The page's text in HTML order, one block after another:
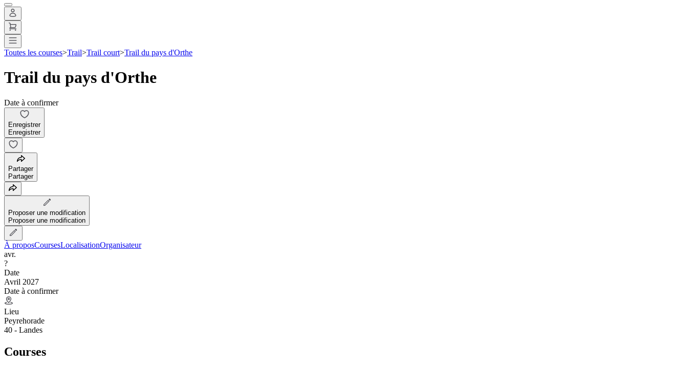
Toutes les courses>Trail>Trail court>Trail du pays d'Orthe
Trail du pays d'Orthe
Date à confirmer
Enregistrer
Enregistrer
Partager
Partager
Proposer une modification
Proposer une modification
À proposCoursesLocalisationOrganisateur
avr.
?
Date
Avril 2027
Date à confirmer
Lieu
Peyrehorade
40 - Landes
Courses